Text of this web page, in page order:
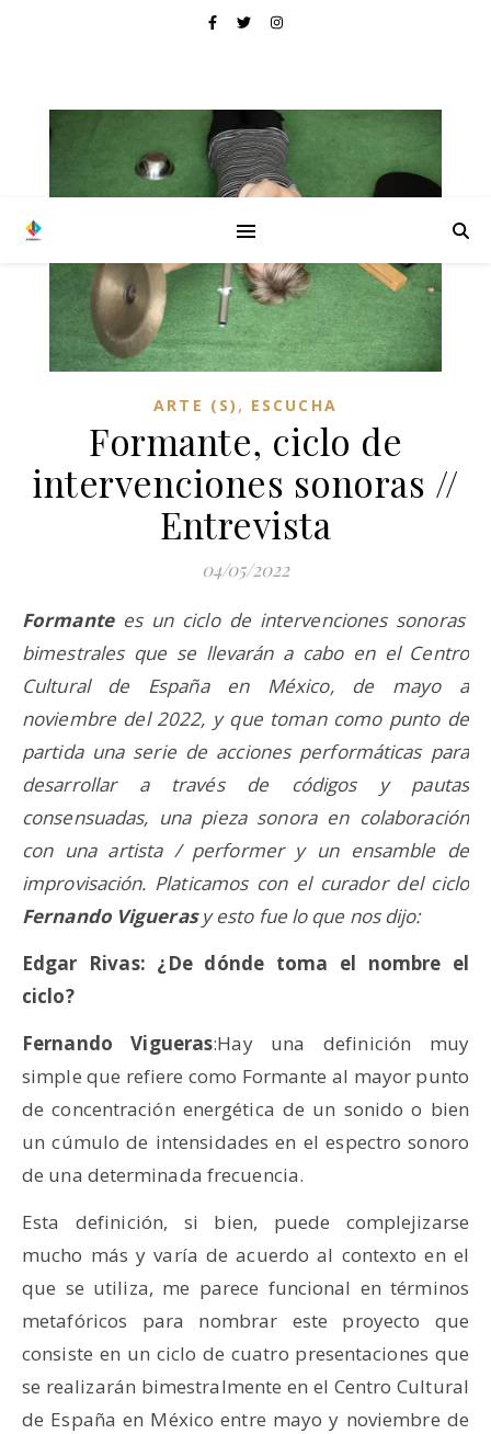
ARTE (S) , ESCUCHA
Formante, ciclo de
intervenciones sonoras //
Entrevista
04/05/2022
Formantees un ciclo de intervenciones sonoras
bimestrales que se llevarán a cabo en el Centro
Cultural de España en México, de mayo a
noviembre del 2022, y que toman como punto de
partida una serie de acciones performáticas para
desarrollar a través de códigos y pautas
consensuadas, una pieza sonora en colaboración
con una artista / performer y un ensamble de
improvisación. Platicamos con el curador del ciclo
Fernando Viguerasy esto fue lo que nos dijo:
Edgar Rivas: ¿De dónde toma el nombre el
ciclo?
Fernando Vigueras:Hay una definición muy
simple que refiere como Formante al mayor punto
de concentración energética de un sonido o bien
un cúmulo de intensidades en el espectro sonoro
de una determinada frecuencia.
Esta definición, si bien, puede complejizarse
mucho más y varía de acuerdo al contexto en el
que se utiliza, me parece funcional en términos
metafóricos para nombrar este proyecto que
consiste en un ciclo de cuatro presentaciones que
se realizarán bimestralmente en el Centro Cultural
de España en México entre mayo y noviembre de